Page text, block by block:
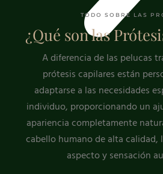
TODO SOBRE LAS
¿Qué son las
A diferencia de las pelucas
prótesis capilares están
adaptarse a las necesidades
individuo, proporcionando un
apariencia completamente
cabello humano de alta calidad,
aspecto y sensación